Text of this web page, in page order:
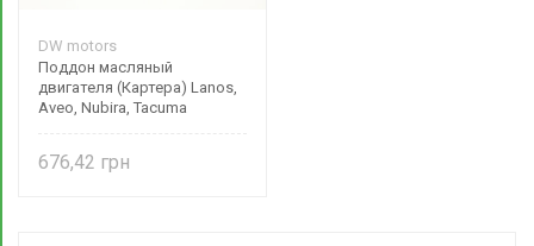
DW motors
Поддон масляный
двигателя (Картера) Lanos,
Aveo, Nubira, Tacuma
676,42